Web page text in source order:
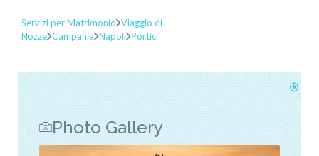
Servizi per Matrimonio Viaggio di
Nozze Campania Napoli Portici
Photo Gallery